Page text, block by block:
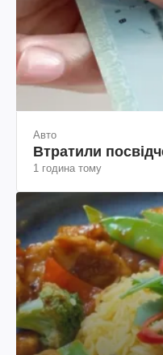
Авто
Втратили
1 година тому